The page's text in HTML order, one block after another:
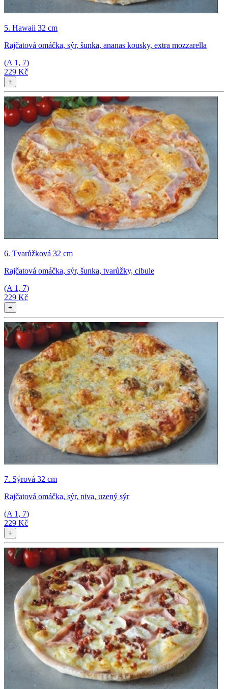
5. Hawaii 32 cm
Rajčatová omáčka, sýr, šunka, ananas kousky, extra mozzarella
(A 1, 7)
229 Kč
+
6. Tvarůžková 32 cm
Rajčatová omáčka, sýr, šunka, tvarůžky, cibule
(A 1, 7)
229 Kč
+
7. Sýrová 32 cm
Rajčatová omáčka, sýr, niva, uzený sýr
(A 1, 7)
229 Kč
+